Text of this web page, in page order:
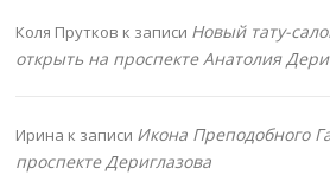
Коля Прутков к записи Новый тату-
открыть на проспекте Анатолия
Ирина к записи Икона Преподобного
проспекте Дериглазова